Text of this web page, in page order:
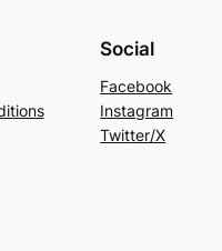
Social
Facebook
Instagram
Twitter/X